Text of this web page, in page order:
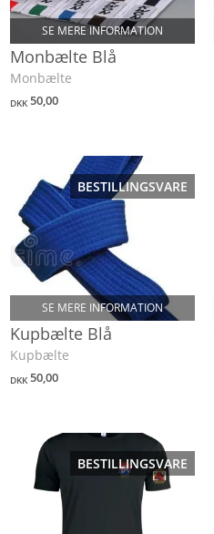
SE MERE INFORMATION
Monbælte Blå
Monbælte
DKK50,00
BESTILLINGSVARE
SE MERE INFORMATION
Kupbælte Blå
Kupbælte
DKK50,00
BESTILLINGSVARE